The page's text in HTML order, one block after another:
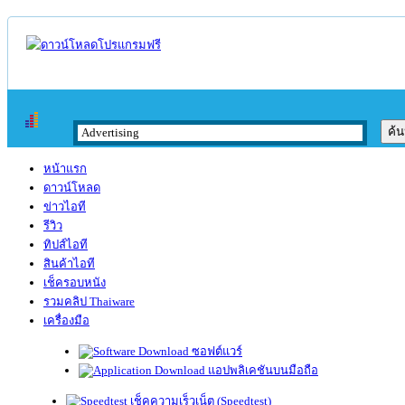
หน้าแรก
ดาวน์โหลด
ข่าวไอที
รีวิว
ทิปส์ไอที
สินค้าไอที
เช็ครอบหนัง
รวมคลิป Thaiware
เครื่องมือ
ซอฟต์แวร์
แอปพลิเคชันบนมือถือ
เช็คความเร็วเน็ต (Speedtest)